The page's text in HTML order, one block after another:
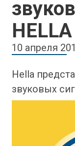
10 апреля
Hella
звуковых